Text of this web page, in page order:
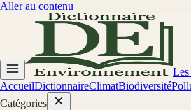
Aller au contenu
Les
AccueilDictionnaireClimatBiodiversité
Catégories